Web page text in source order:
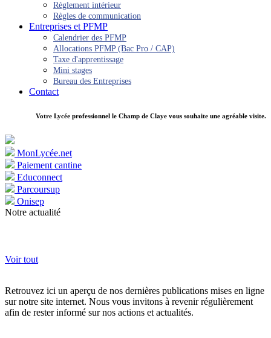
Règlement intérieur
Règles de communication
Entreprises et PFMP
Calendrier des PFMP
Allocations PFMP (Bac Pro / CAP)
Taxe d'apprentissage
Mini stages
Bureau des Entreprises
Contact
Votre Lycée professionnel le Champ de Claye vous souhaite une agréable visite.
MonLycée.net
Paiement cantine
Educonnect
Parcoursup
Onisep
Notre actualité
Voir tout
Retrouvez ici un aperçu de nos dernières publications mises en ligne
sur notre site internet. Nous vous invitons à revenir régulièrement
afin de rester informé sur nos actions et actualités.